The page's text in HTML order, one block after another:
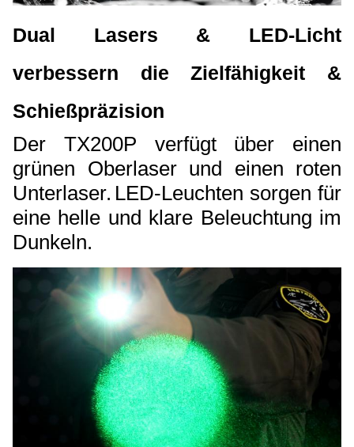
Dual Lasers & LED-Licht
verbessern die Zielfähigkeit &
Schießpräzision
Der TX200P verfügt über einen
grünen Oberlaser und einen roten
Unterlaser. LED-Leuchten sorgen für
eine helle und klare Beleuchtung im
Dunkeln.